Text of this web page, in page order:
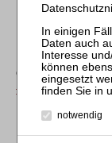
Unzulässigkeit
der Gesellschaft
ZVI 2007, 359
notwendig